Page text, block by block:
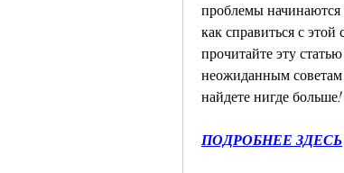
проблемы начинаются
как справиться с этой
прочитайте эту
неожиданным
найдете нигде больше!
ПОДРОБНЕЕ ЗДЕСЬ